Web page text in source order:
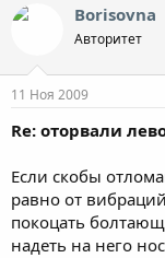
Borisovna
Авторитет
11 Ноя 2009
Re: оторвали
Если скобы
равно от
покоцать
надеть на него